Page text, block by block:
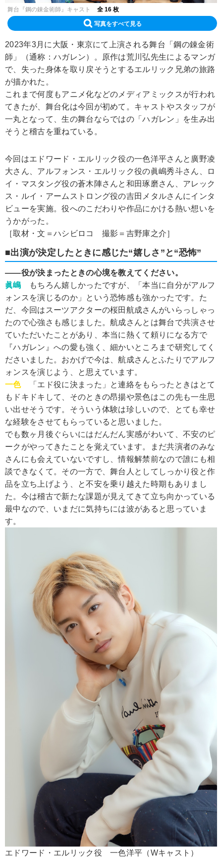
舞台『鋼の錬金術師』キャスト 全 16 枚
写真をすべて見る
2023年3月に大阪・東京にて上演される舞台「鋼の錬金術
師」（通称：ハガレン）。原作は荒川弘先生によるマンガ
で、失った身体を取り戻そうとするエルリック兄弟の旅路
が描かれた。
これまで何度もアニメ化などのメディアミックスが行われ
てきたが、舞台化は今回が初めて。キャストやスタッフが
一丸となって、生の舞台ならではの「ハガレン」を生み出
そうと稽古を重ねている。
今回はエドワード・エルリック役の一色洋平さんと廣野凌
大さん、アルフォンス・エルリック役の眞嶋秀斗さん、ロ
イ・マスタング役の蒼木陣さんと和田琢磨さん、アレック
ス・ルイ・アームストロング役の吉田メタルさんにインタ
ビューを実施。役へのこだわりや作品にかける熱い想いを
うかがった。
［取材・文＝ハシビロコ 撮影＝吉野庫之介］
■出演が決定したときに感じた“嬉しさ”と“恐怖”
――役が決まったときの心境を教えてください。
眞嶋 もちろん嬉しかったですが、「本当に自分がアルフ
ォンスを演じるのか」という恐怖感も強かったです。た
だ、今回はスーツアクターの桜田航成さんがいらっしゃっ
たので心強さも感じました。航成さんとは舞台で共演させ
ていただいたことがあり、本当に熱くて頼りになる方で
『ハガレン』への愛も強く、細かいところまで研究してく
ださいました。おかげで今は、航成さんとふたりでアルフ
ォンスを演じよう、と思えています。
一色「エド役に決まった」と連絡をもらったときはとて
もドキドキして、そのときの昂揚や景色はこの先も一生思
い出せそうです。そういう体験は珍しいので、とても幸せ
な経験をさせてもらっていると思いました。
でも数ヶ月後ぐらいにはだんだん実感がわいて、不安のピ
ークがやってきたことを覚えています。まだ共演者のみな
さんにも会えていないですし、情報解禁前なので誰にも相
談できなくて。その一方で、舞台人としてしっかり役と作
品を立ち上げよう、と不安を乗り越えた時期もありまし
た。今は稽古で新たな課題が見えてきて立ち向かっている
最中なので、いまだに気持ちには波があると思っていま
す。
エドワード・エルリック役 一色洋平（Wキャスト）